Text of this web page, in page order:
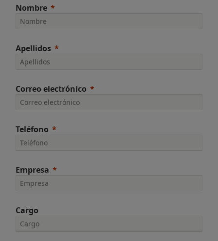
Nombre
Apellidos
Correo electrónico
Teléfono
Empresa
Cargo